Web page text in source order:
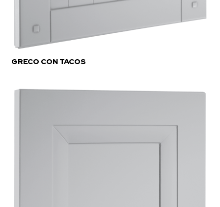
GRECO CON TACOS